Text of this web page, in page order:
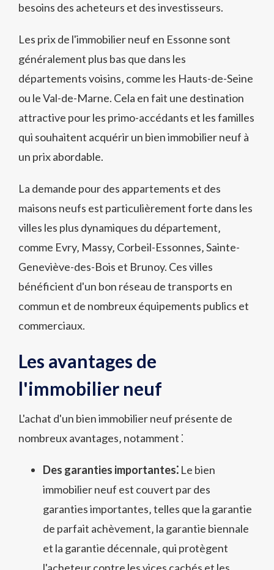
besoins des acheteurs et des investisseurs.
Les prix de l'immobilier neuf en Essonne sont
généralement plus bas que dans les
départements voisins‚ comme les Hauts-de-Seine
ou le Val-de-Marne. Cela en fait une destination
attractive pour les primo-accédants et les familles
qui souhaitent acquérir un bien immobilier neuf à
un prix abordable.
La demande pour des appartements et des
maisons neufs est particulièrement forte dans les
villes les plus dynamiques du département‚
comme Evry‚ Massy‚ Corbeil-Essonnes‚ Sainte-
Geneviève-des-Bois et Brunoy. Ces villes
bénéficient d'un bon réseau de transports en
commun et de nombreux équipements publics et
commerciaux.
Les avantages de
l'immobilier neuf
L'achat d'un bien immobilier neuf présente de
nombreux avantages‚ notamment ⁚
Des garanties importantes⁚ Le bien
immobilier neuf est couvert par des
garanties importantes‚ telles que la garantie
de parfait achèvement‚ la garantie biennale
et la garantie décennale‚ qui protègent